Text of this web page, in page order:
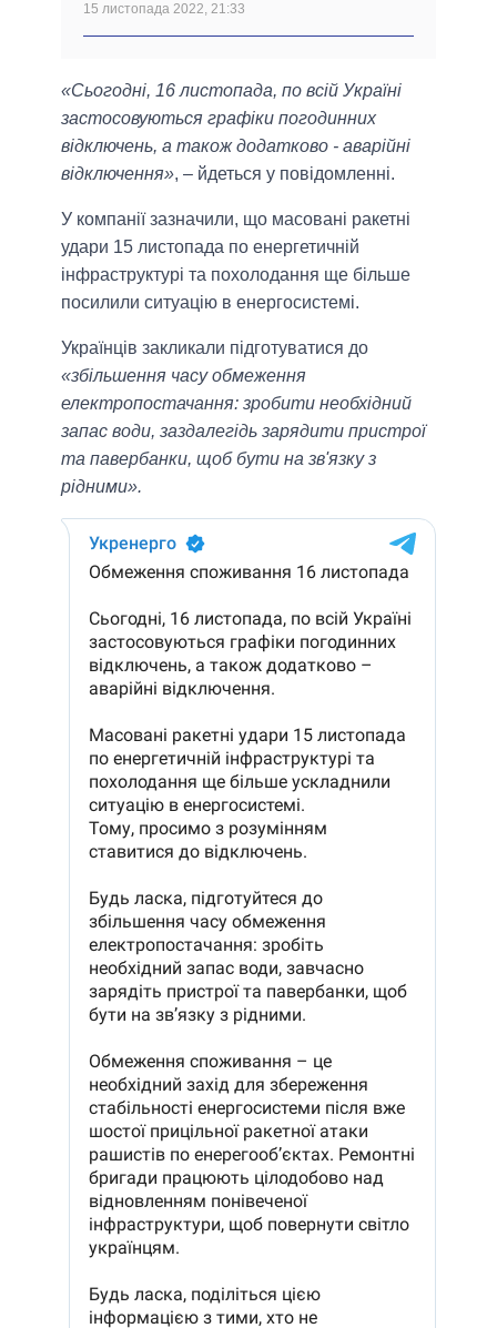
15 листопада 2022, 21:33
«Сьогодні, 16 листопада, по всій Україні
застосовуються графіки погодинних
відключень, а також додатково - аварійні
відключення», – йдеться у повідомленні.
У компанії зазначили, що масовані ракетні
удари 15 листопада по енергетичній
інфраструктурі та похолодання ще більше
посилили ситуацію в енергосистемі.
Українців закликали підготуватися до
«збільшення часу обмеження
електропостачання: зробити необхідний
запас води, заздалегідь зарядити пристрої
та павербанки, щоб бути на зв'язку з
рідними».